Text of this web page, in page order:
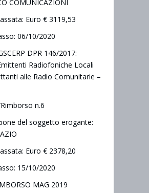
COMUNICAZIONI
Euro € 3119,53
06/10/2020
DPR 146/2017:
Radiofoniche Locali
alle Radio Comunitarie –
n.6
del soggetto erogante:
Euro € 2378,20
15/10/2020
MAG 2019